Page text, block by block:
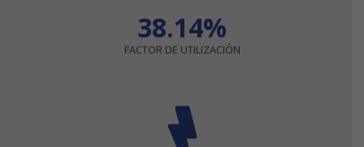
38.14%
FACTOR DE UTILIZACIÓN